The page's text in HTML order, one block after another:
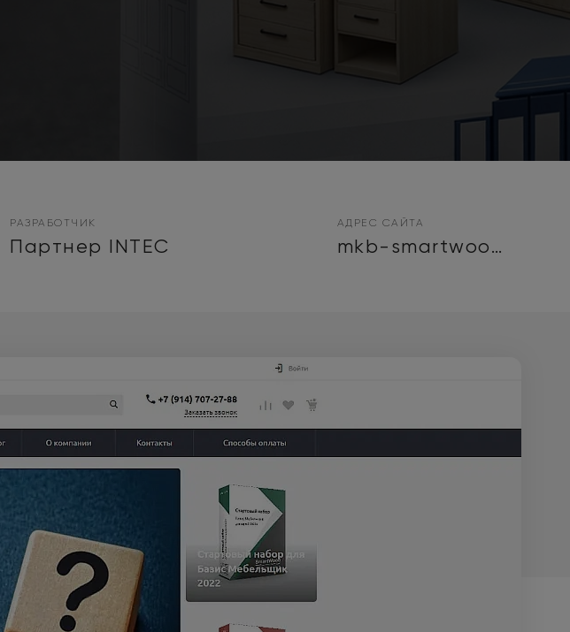
РАЗРАБОТЧИК
Партнер INTEC
АДРЕС САЙТА
mkb-smartwood.ru